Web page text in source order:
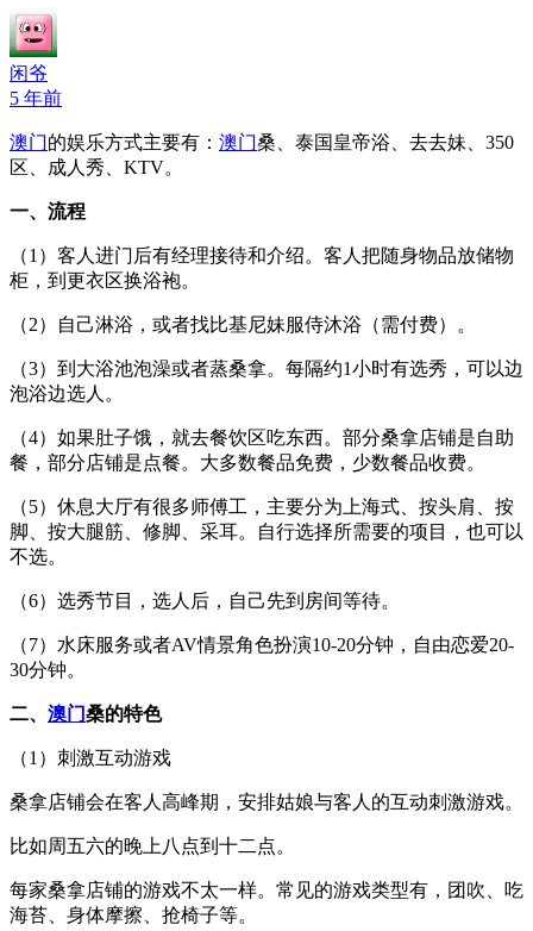
闲爷
5 年前
澳门的娱乐方式主要有： 澳门桑、泰国皇帝浴、去去妹、350
区、成人秀、KTV。
一、流程
（1）客人进门后有经理接待和介绍。客人把随身物品放储物
柜，到更衣区换浴袍。
（2）自己淋浴，或者找比基尼妹服侍沐浴（需付费）。
（3）到大浴池泡澡或者蒸桑拿。每隔约1小时有选秀，可以边
泡浴边选人。
（4）如果肚子饿，就去餐饮区吃东西。部分桑拿店铺是自助
餐，部分店铺是点餐。大多数餐品免费，少数餐品收费。
（5）休息大厅有很多师傅工，主要分为上海式、按头肩、按
脚、按大腿筋、修脚、采耳。自行选择所需要的项目，也可以
不选。
（6）选秀节目，选人后，自己先到房间等待。
（7）水床服务或者AV情景角色扮演10-20分钟，自由恋爱20-
30分钟。
二、 澳门桑的特色
（1）刺激互动游戏
桑拿店铺会在客人高峰期，安排姑娘与客人的互动刺激游戏。
比如周五六的晚上八点到十二点。
每家桑拿店铺的游戏不太一样。常见的游戏类型有，团吹、吃
海苔、身体摩擦、抢椅子等。